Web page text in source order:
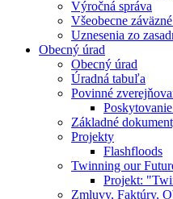
Výročná správa
Všeobecne
Uznesenia zo
Obecný úrad
Obecný úrad
Úradná tabuľa
Povinné
Základné
Projekty
Flashfloods
Twinning our
Projekt:
Zmluvy, Faktúry,